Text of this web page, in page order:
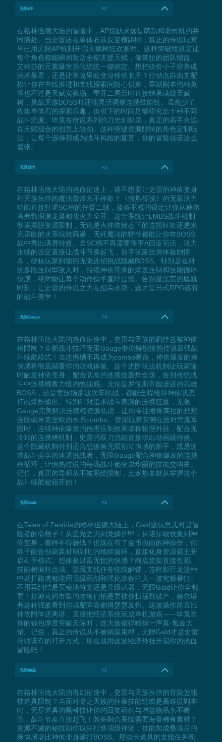
无限AP F2
在格林伍德大陆的冒险中，AP短缺永远是萌新和老司机的共
同痛处。当史雷还在单体石前反复横跳时，真正的传说玩家
早已用无限AP机制开启天赋树狂欢派对。这种突破性设定让
每个角色都能瞬间激活全部支援天赋，像莱拉的团队增益、
艾莉莎的元素爆发强化统统一键搞定。想把砍价小子培养成
法术暴君，还是让米克里欧变身移动血库？行动点自由支配
权让你在主线推进和支线探索间随心切换，早期副本的精英
怪也不过是天赋实验场。重开二周目时直接继承满级天赋
树，挑战天族BOSS时还能灵活调整连携技能链。虽然少了
收集单体石的探索乐趣，但省下的时间足够研究出十种不同
战斗流派。毕竟在传说系列的刀光剑影里，真正的高手永远
在天赋组合的创意上较劲。这种突破资源限制的角色定制玩
法，让每个选择都成为战斗风格的宣言，你的冒险就该这么
嚣张。
无限法力 F3
在格林伍德大陆的热血征途上，谁不想要让史雷的神依变身
和天族伙伴的魔法轰炸永不停歇？《情热传说》的无限法力
功能直接打通SC槽的任督二脉，蓝条不减的设定让你从赫尔
塔弗到深渊龙巢都能火力全开。这套系统让LMBS战斗机制
彻底摆脱资源限制，无论是火神依状态下的连招狂欢还是米
克里欧的水系续航风暴，无耗魔法的特性都能让你在BOSS
战中秀出满屏特效。当SC槽不再需要靠平A回蓝苟活，法力
永续的设定直接让战斗节奏起飞，新手玩家丝滑体验剧情
杀，硬核玩家则能用无限连招挑战隐藏BOSS。特别是在对
抗多段压制型敌人时，持续神依带来的爆发压制和技能循环
快感，绝对能让每个动作操手直呼过瘾。告别魔法荒的尴尬
时刻，让史雷的传说之力在指尖永动，这才是日式RPG该有
的战斗美学！
无限Gauge F4
在格林伍德大陆的热血征途中，史雷与天族的羁绊总被神依
槽限制？全新战斗技巧无限Gauge带你解锁情热传说最强战
斗续航模式！当连携槽不再成为combo断点，神依爆发的爽
快感将彻底颠覆你的游戏体验。这个进阶玩法机制让玩家随
时触发神依变身，配合队友的连携技轰炸全场，告别传统战
斗中连携槽蓄力慢的憋屈感。无论是罗伦斯帝国遗迹的高难
BOSS，还是竞技场多波次车轮战，都能全程维持神依状态
打出爆炸输出。特别针对追求战斗表演的连携狂魔，无限
Gauge完美解决连携槽资源焦虑，让你专注雕琢莱拉的烈焰
连段或米克里欧的水系combo。资深玩家实测在面对凭魔军
团时，连续神依爆发的伤害压制效果堪称物理外挂，配合无
冷却的连携槽机制，史雷的双刀流能直接砍出动画级特效。
这个隐藏机制特别适合想体验无双割草快感的新手，或是追
求战斗美学的速通挑战者，无限Gauge配合神依爆发的连携
槽循环，让情热传说的每场战斗都变成华丽的技能交响曲。
记住，真正的导师从不被系统限制，点燃热血就从掌握这个
战斗续航秘籍开始！
无限Gald F5
在Tales of Zestiria的格林伍德大陆上，Gald这玩意儿可是冒
险者的命根子！从星光之刃到龙鳞护甲，从诺尔敏收集到神
依变身，哪样不得砸钱？但现在有了金币自由的神操作，你
终于能告别刷素材刷到吐的地狱循环，直接化身资源霸主开
启剁手模式。想体验财富无忧的快感？商店货架直接包圆、
技能树疯狂点满、隐藏支线任务统统解锁，连暗影巨龙这种
中期拦路虎都能用顶级药剂和强化装备注入一波究极暴打。
不用再纠结是买秘法符文还是升级武器，无限Gald让你全都
要！拉迪克姆市集的老板们怕是要被你扫荡到破产，赫尔塔
弗这种强敌看到你满配阵容都得瑟瑟发抖。这波操作简直比
神依附体还离谱，直接把经济系统玩成单机游戏——毕竟当
你的钱包厚度突破天际时，连天族都得喊你一声真·氪金大
佬。记住，真正的传说从不被铜臭束缚，无限Gald才是史雷
导师该有的打开方式，现在就用这波经济外挂开启你的热血
冒险吧！
无限物品 F6
在格林伍德大陆的奇幻征途中，史雷与天族伙伴的冒险怎能
被道具限制？当面对暗之天族的狂暴技能链或是高难度副本
时，无尽道具的黑科技让你的回复药剂与增益物品永不断
供，战斗节奏直接起飞！装备融合系统需要海量稀有素材？
资源不减的秘技助你疯狂打造顶级神装，技能加成叠满后的
爽快感堪比神依变身暴打BOSS。那些卡道具的支线任务现